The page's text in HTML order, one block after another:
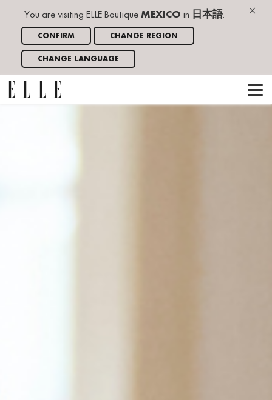
×
You are visiting ELLE Boutique MEXICO in 日本語.
CONFIRM CHANGE REGION
CHANGE LANGUAGE